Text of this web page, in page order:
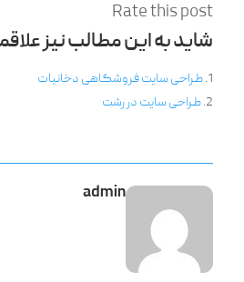
Rate this post
شاید به این مطالب نیز
طراحی سایت فروشگاهی دخانیات
طراحی سایت در رشت
admin